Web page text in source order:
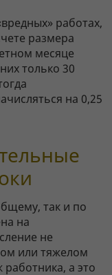
работах,
размера
месяце
только 30
на 0,25
так и по
на
не
или тяжелом
работника, а это